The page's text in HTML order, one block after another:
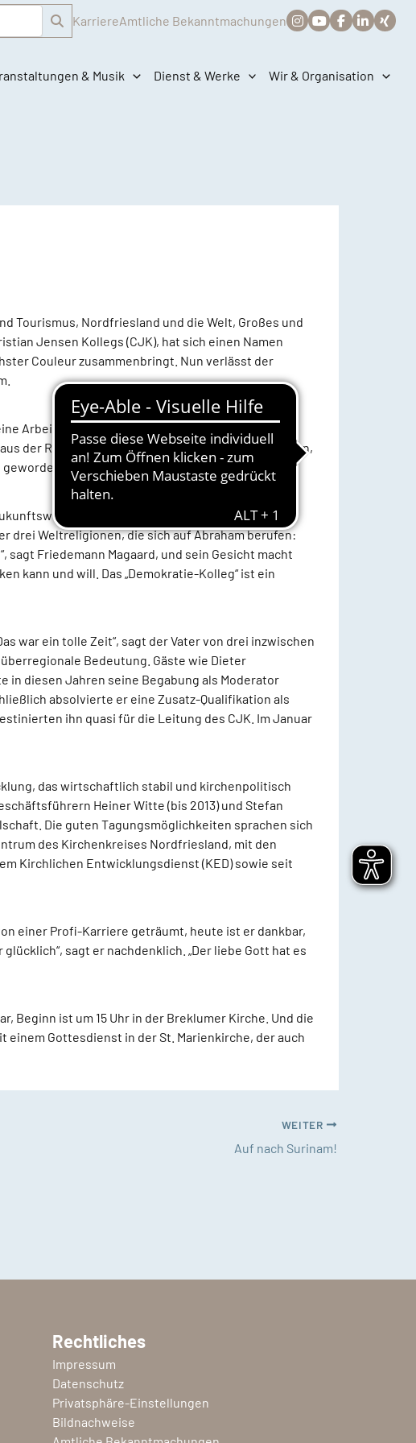
KarriereAmtliche Bekanntmachungen
& Musik Dienst & Werke Wir & Organisation
Tourismus, Nordfriesland und die Welt, Großes und
Jensen Kollegs (CJK), hat sich einen Namen
Couleur zusammenbringt. Nun verlässt der
Arbeitsweise nicht kennt. „Ich würde es als
der Reflexion in die Praxis gehen, ich möchte Ideen,
ist, böte dafür gute Möglichkeiten.
bei der Experten miteinander an
drei Weltreligionen, die sich auf Abraham berufen:
Friedemann Magaard, und sein Gesicht macht
kann und will. Das „Demokratie-Kolleg“ ist ein
war ein tolle Zeit“, sagt der Vater von drei inzwischen
Bedeutung. Gäste wie Dieter
in diesen Jahren seine Begabung als Moderator
absolvierte er eine Zusatz-Qualifikation als
ihn quasi für die Leitung des CJK. Im Januar
das wirtschaftlich stabil und kirchenpolitisch
Heiner Witte (bis 2013) und Stefan
Die guten Tagungsmöglichkeiten sprachen sich
des Kirchenkreises Nordfriesland, mit den
Kirchlichen Entwicklungsdienst (KED) sowie seit
einer Profi-Karriere geträumt, heute ist er dankbar,
sagt er nachdenklich. „Der liebe Gott hat es
Beginn ist um 15 Uhr in der Breklumer Kirche. Und die
einem Gottesdienst in der St. Marienkirche, der auch
WEITER
Auf nach Surinam!
Rechtliches
Impressum
Datenschutz
Privatsphäre-Einstellungen
Bildnachweise